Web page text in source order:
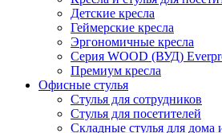
Детские кресла
Геймерские кресла
Эргономичные кресла
Серия WOOD (ВУД)
Премиум кресла
Офисные стулья
Стулья для сотрудников
Стулья для посетителей
Складные стулья для дома